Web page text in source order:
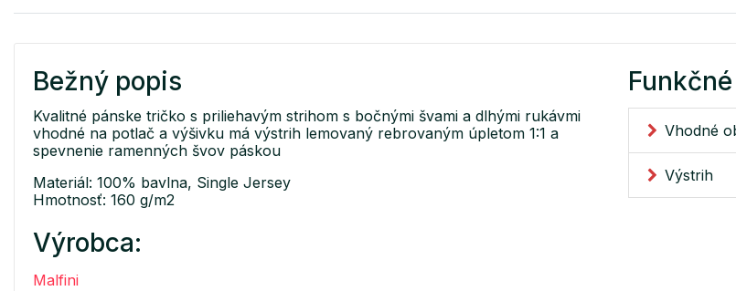
Bežný popis
Kvalitné pánske tričko s priliehavým strihom s bočnými švami a dlhými rukávmi
vhodné na potlač a výšivku má výstrih lemovaný rebrovaným úpletom 1:1 a
spevnenie ramenných švov páskou
Materiál: 100% bavlna, Single Jersey
Hmotnosť: 160 g/m2
Výrobca:
Malfini
Vhodné
Výstrih